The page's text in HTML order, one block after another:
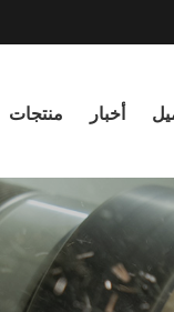
منتجات أخبار